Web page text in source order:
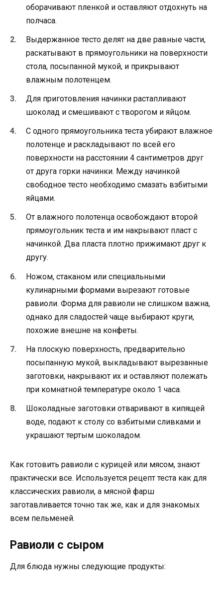
оборачивают пленкой и оставляют отдохнуть на
полчаса.
Выдержанное тесто делят на две равные части,
раскатывают в прямоугольники на поверхности
стола, посыпанной мукой, и прикрывают
влажным полотенцем.
Для приготовления начинки растапливают
шоколад и смешивают с творогом и яйцом.
С одного прямоугольника теста убирают влажное
полотенце и раскладывают по всей его
поверхности на расстоянии 4 сантиметров друг
от друга горки начинки. Между начинкой
свободное тесто необходимо смазать взбитыми
яйцами.
От влажного полотенца освобождают второй
прямоугольник теста и им накрывают пласт с
начинкой. Два пласта плотно прижимают друг к
другу.
Ножом, стаканом или специальными
кулинарными формами вырезают готовые
равиоли. Форма для равиоли не слишком важна,
однако для сладостей чаще выбирают круги,
похожие внешне на конфеты.
На плоскую поверхность, предварительно
посыпанную мукой, выкладывают вырезанные
заготовки, накрывают их и оставляют полежать
при комнатной температуре около 1 часа.
Шоколадные заготовки отваривают в кипящей
воде, подают к столу со взбитыми сливками и
украшают тертым шоколадом.
Как готовить равиоли с курицей или мясом, знают
практически все. Используется рецепт теста как для
классических равиоли, а мясной фарш
заготавливается точно так же, как и для знакомых
всем пельменей.
Равиоли с сыром
Для блюда нужны следующие продукты: